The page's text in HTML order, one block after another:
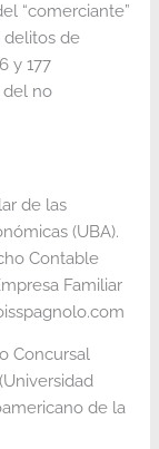
“comerciante”
delitos de
y 177
del no
de las
(UBA).
Contable
Familiar
Concursal
de la